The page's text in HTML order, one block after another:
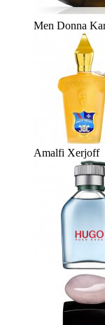
Men Donna
Amalfi Xerjoff